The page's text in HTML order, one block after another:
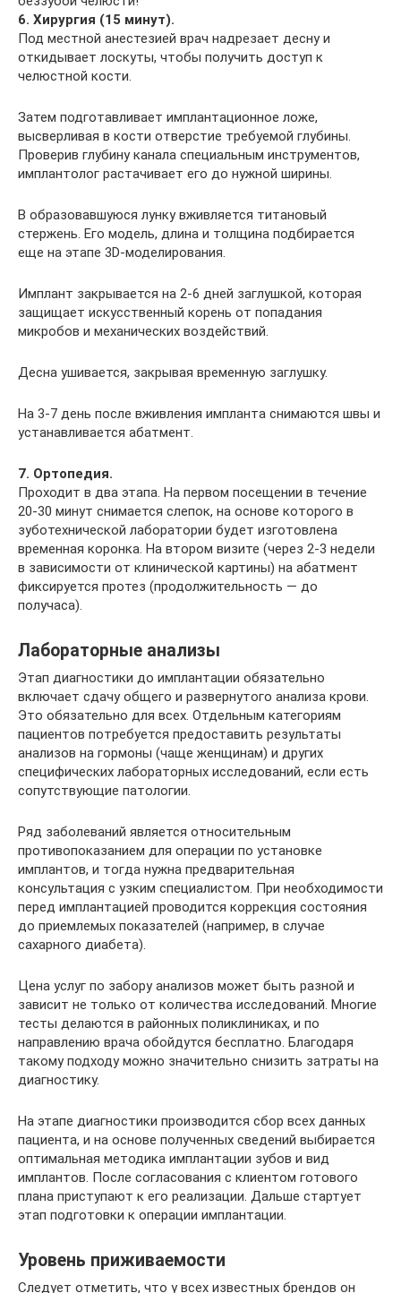
6. Хирургия (15 минут).
Под местной анестезией врач надрезает десну и
откидывает лоскуты, чтобы получить доступ к
челюстной кости.
Затем подготавливает имплантационное ложе,
высверливая в кости отверстие требуемой глубины.
Проверив глубину канала специальным инструментов,
имплантолог растачивает его до нужной ширины.
В образовавшуюся лунку вживляется титановый
стержень. Его модель, длина и толщина подбирается
еще на этапе 3D-моделирования.
Имплант закрывается на 2-6 дней заглушкой, которая
защищает искусственный корень от попадания
микробов и механических воздействий.
Десна ушивается, закрывая временную заглушку.
На 3-7 день после вживления импланта снимаются швы и
устанавливается абатмент.
7. Ортопедия.
Проходит в два этапа. На первом посещении в течение
20-30 минут снимается слепок, на основе которого в
зуботехнической лаборатории будет изготовлена
временная коронка. На втором визите (через 2-3 недели
в зависимости от клинической картины) на абатмент
фиксируется протез (продолжительность — до
получаса).
Лабораторные анализы
Этап диагностики до имплантации обязательно
включает сдачу общего и развернутого анализа крови.
Это обязательно для всех. Отдельным категориям
пациентов потребуется предоставить результаты
анализов на гормоны (чаще женщинам) и других
специфических лабораторных исследований, если есть
сопутствующие патологии.
Ряд заболеваний является относительным
противопоказанием для операции по установке
имплантов, и тогда нужна предварительная
консультация с узким специалистом. При необходимости
перед имплантацией проводится коррекция состояния
до приемлемых показателей (например, в случае
сахарного диабета).
Цена услуг по забору анализов может быть разной и
зависит не только от количества исследований. Многие
тесты делаются в районных поликлиниках, и по
направлению врача обойдутся бесплатно. Благодаря
такому подходу можно значительно снизить затраты на
диагностику.
На этапе диагностики производится сбор всех данных
пациента, и на основе полученных сведений выбирается
оптимальная методика имплантации зубов и вид
имплантов. После согласования с клиентом готового
плана приступают к его реализации. Дальше стартует
этап подготовки к операции имплантации.
Уровень приживаемости
Следует отметить, что у всех известных брендов он